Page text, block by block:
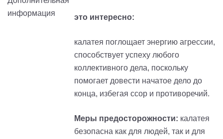
это интересно:
калатея поглощает энергию агрессии,
способствует успеху любого
коллективного дела, поскольку
помогает довести начатое дело до
конца, избегая ссор и противоречий.
Меры предосторожности: калатея
безопасна как для людей, так и для